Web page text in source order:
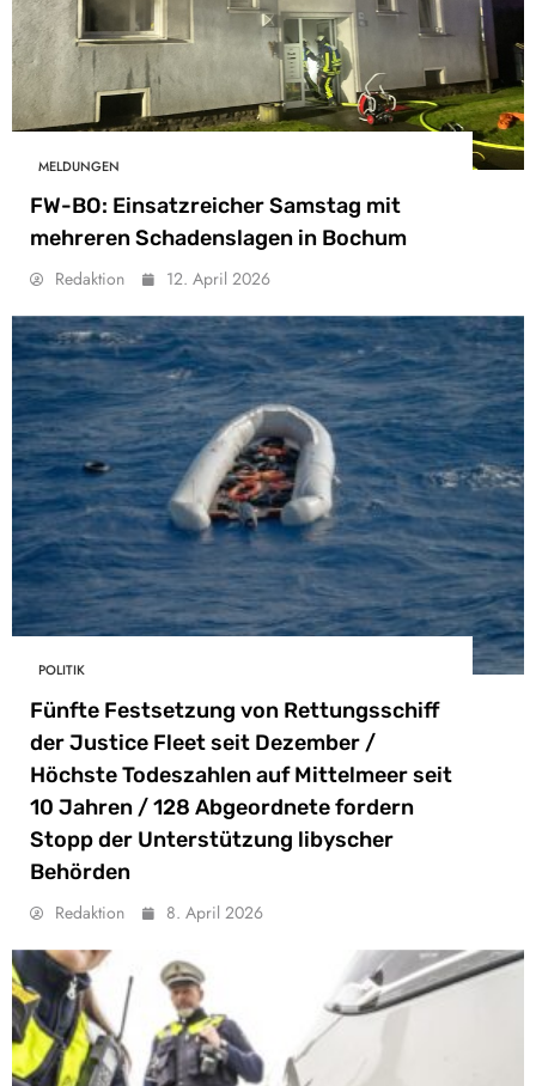
MELDUNGEN
FW-BO: Einsatzreicher Samstag mit
mehreren Schadenslagen in Bochum
Redaktion 12. April 2026
POLITIK
Fünfte Festsetzung von Rettungsschiff
der Justice Fleet seit Dezember /
Höchste Todeszahlen auf Mittelmeer seit
10 Jahren / 128 Abgeordnete fordern
Stopp der Unterstützung libyscher
Behörden
Redaktion 8. April 2026